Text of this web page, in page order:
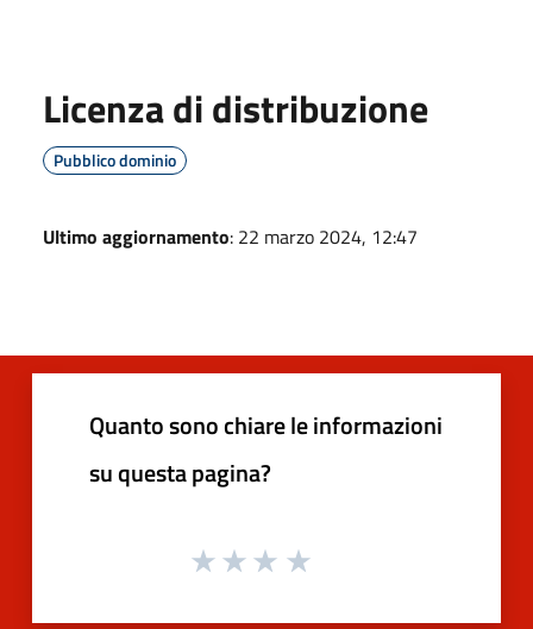
Licenza di distribuzione
Pubblico dominio
Ultimo aggiornamento: 22 marzo 2024, 12:47
Quanto sono chiare le informazioni
su questa pagina?